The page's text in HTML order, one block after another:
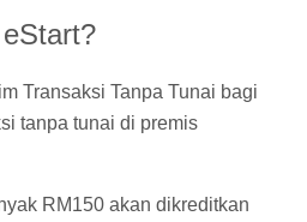
Transaksi Tanpa Tunai bagi
tanpa tunai di premis
RM150 akan dikreditkan